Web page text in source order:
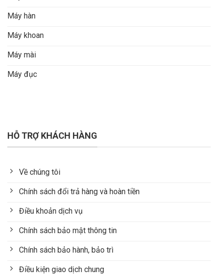
Máy hàn
Máy khoan
Máy mài
Máy đục
HỖ TRỢ KHÁCH HÀNG
Về chúng tôi
Chính sách đổi trả hàng và hoàn tiền
Điều khoản dịch vụ
Chính sách bảo mật thông tin
Chính sách bảo hành, bảo trì
Điều kiện giao dịch chung